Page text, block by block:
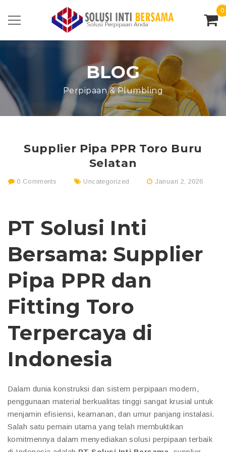
0
BLOG
Perpipaan & Plumbling
Supplier Pipa PPR Toro Buru
Selatan
0 Comments Uncategorized Januari 2, 2026
PT Solusi Inti
Bersama: Supplier
Pipa PPR dan
Fitting Toro
Terpercaya di
Indonesia
Dalam dunia konstruksi dan sistem perpipaan modern,
penggunaan material berkualitas tinggi sangat krusial untuk
menjamin efisiensi, keamanan, dan umur panjang instalasi.
Salah satu pemain utama yang telah membuktikan
komitmennya dalam menyediakan solusi perpipaan terbaik